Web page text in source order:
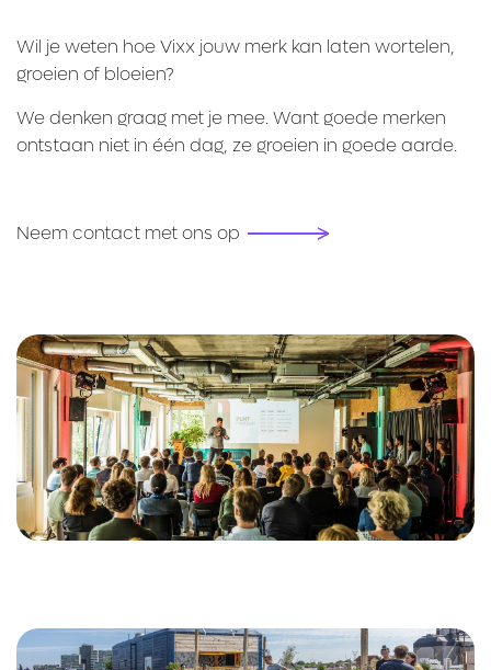
Wil je weten hoe Vixx jouw merk kan laten wortelen,
groeien of bloeien?
We denken graag met je mee. Want goede merken
ontstaan niet in één dag, ze groeien in goede aarde.
Neem contact met ons op